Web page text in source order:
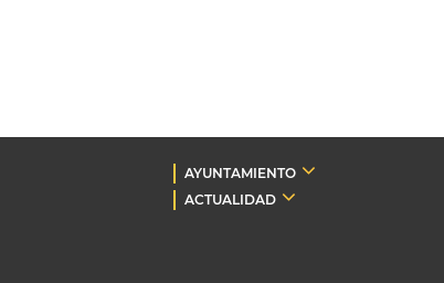
AYUNTAMIENTO
ACTUALIDAD